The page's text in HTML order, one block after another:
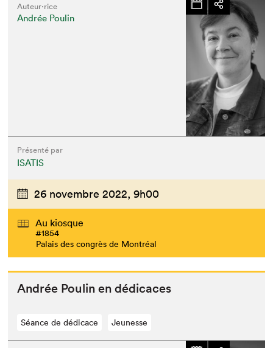
Auteur·rice
Andrée Poulin
Présenté par
ISATIS
26 novembre 2022, 9h00
Au kiosque
#1854
Palais des congrès de Montréal
Andrée Poulin en dédicaces
Séance de dédicace Jeunesse